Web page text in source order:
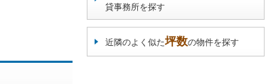
貸事務所を探す
近隣のよく似た坪数の物件を探す